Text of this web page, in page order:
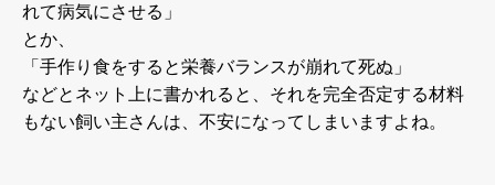
れて病気にさせる」
とか、
「手作り食をすると栄養バランスが崩れて死ぬ」
などとネット上に書かれると、それを完全否定する材料
もない飼い主さんは、不安になってしまいますよね。